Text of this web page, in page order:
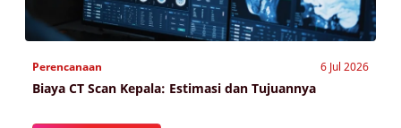
Perencanaan 6 Jul 2026
Biaya CT Scan Kepala: Estimasi dan Tujuannya